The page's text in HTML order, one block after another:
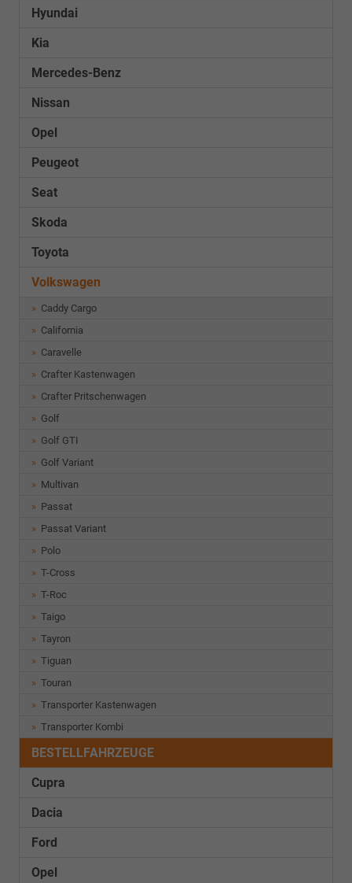
Hyundai
Kia
Mercedes-Benz
Nissan
Opel
Peugeot
Seat
Skoda
Toyota
Volkswagen
Caddy Cargo
California
Caravelle
Crafter Kastenwagen
Crafter Pritschenwagen
Golf
Golf GTI
Golf Variant
Multivan
Passat
Passat Variant
Polo
T-Cross
T-Roc
Taigo
Tayron
Tiguan
Touran
Transporter Kastenwagen
Transporter Kombi
BESTELLFAHRZEUGE
Cupra
Dacia
Ford
Opel